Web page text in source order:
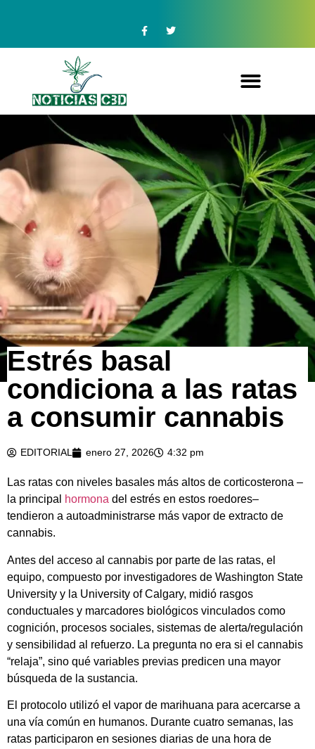
Estrés basal
condiciona a las ratas
a consumir cannabis
EDITORIAL enero 27, 2026 4:32 pm
Las ratas con niveles basales más altos de corticosterona –
la principal
hormona del estrés en estos roedores–
tendieron a autoadministrarse más vapor de extracto de
cannabis.
Antes del acceso al cannabis por parte de las ratas, el
equipo, compuesto por investigadores de Washington State
University y la University of Calgary, midió rasgos
conductuales y marcadores biológicos vinculados como
cognición, procesos sociales, sistemas de alerta/regulación
y sensibilidad al refuerzo. La pregunta no era si el cannabis
“relaja”, sino qué variables previas predicen una mayor
búsqueda de la sustancia.
El protocolo utilizó el vapor de marihuana para acercarse a
una vía común en humanos. Durante cuatro semanas, las
ratas participaron en sesiones diarias de una hora de